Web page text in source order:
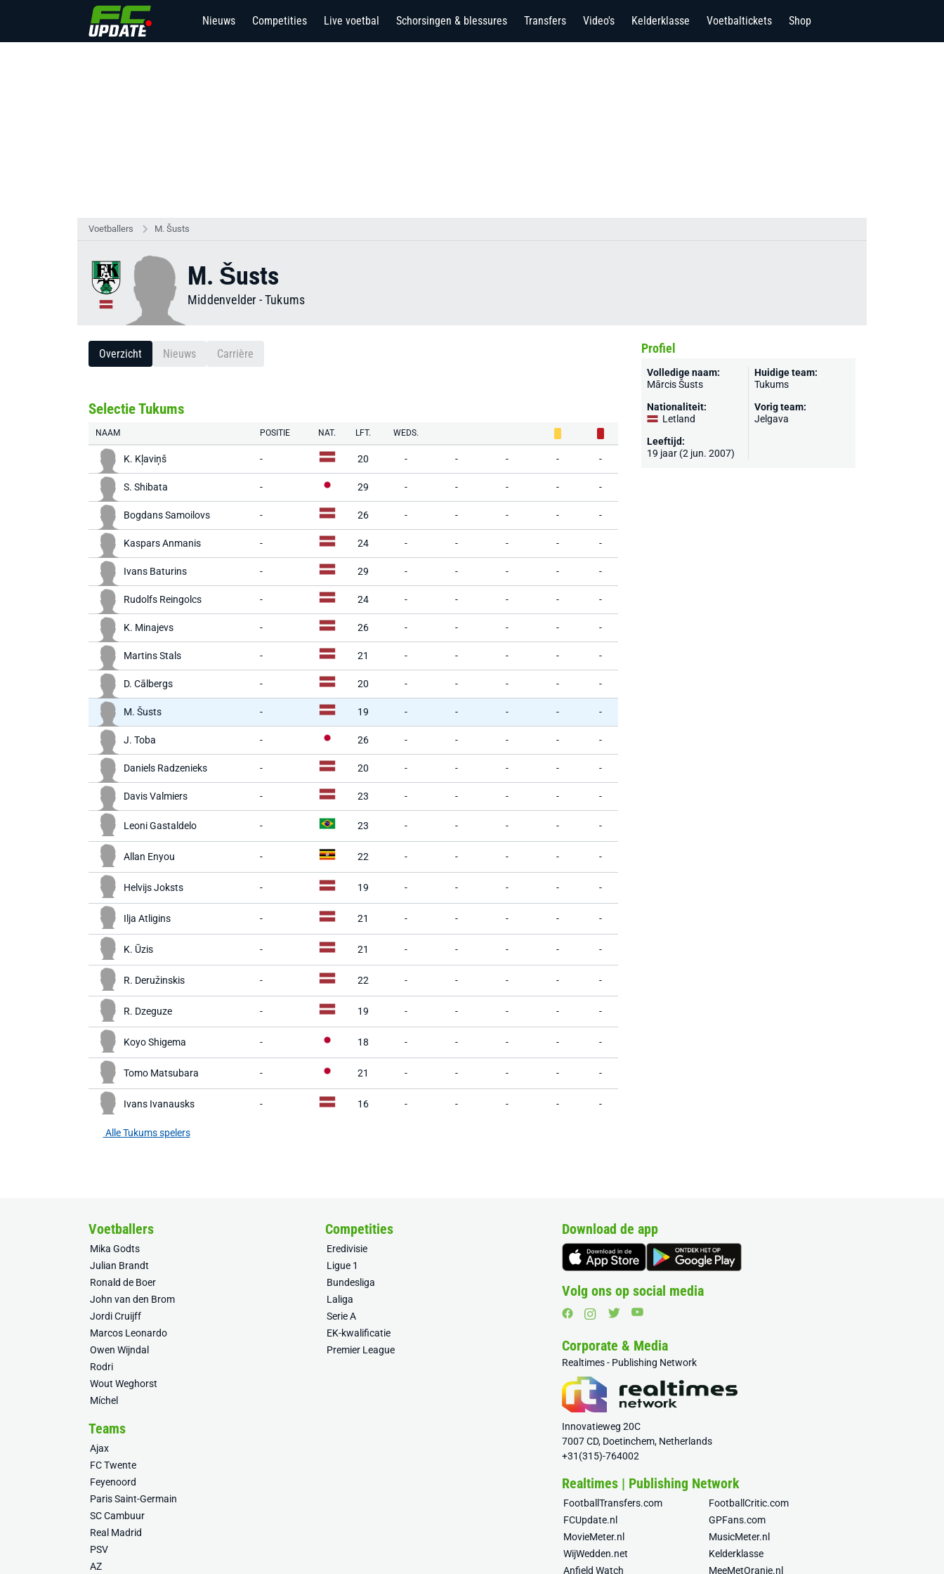
Nieuws Competities Live voetbal Schorsingen & blessures Transfers Video's Kelderklasse Voetbaltickets Shop
Voetballers M. Šusts
M. Šusts
Middenvelder -Tukums
Overzicht Nieuws Carrière
Selectie Tukums
NAAM POSITIE NAT. LFT. WEDS.
K. Kļaviņš - 20 - - - - -
S. Shibata - 29 - - - - -
Bogdans Samoilovs - 26 - - - - -
Kaspars Anmanis - 24 - - - - -
Ivans Baturins - 29 - - - - -
Rudolfs Reingolcs - 24 - - - - -
K. Minajevs - 26 - - - - -
Martins Stals - 21 - - - - -
D. Cālbergs - 20 - - - - -
M. Šusts - 19 - - - - -
J. Toba - 26 - - - - -
Daniels Radzenieks - 20 - - - - -
Davis Valmiers - 23 - - - - -
Leoni Gastaldelo - 23 - - - - -
Allan Enyou - 22 - - - - -
Helvijs Joksts - 19 - - - - -
Ilja Atligins - 21 - - - - -
K. Ūzis - 21 - - - - -
R. Deružinskis - 22 - - - - -
R. Dzeguze - 19 - - - - -
Koyo Shigema - 18 - - - - -
Tomo Matsubara - 21 - - - - -
Ivans Ivanausks - 16 - - - - -
Alle Tukums spelers
Profiel
Volledige naam:
Mārcis Šusts
Nationaliteit:
Letland
Leeftijd:
19 jaar (2 jun. 2007)
Huidige team:
Tukums
Vorig team:
Jelgava
Voetballers
Mika Godts
Julian Brandt
Ronald de Boer
John van den Brom
Jordi Cruijff
Marcos Leonardo
Owen Wijndal
Rodri
Wout Weghorst
Míchel
Competities
Eredivisie
Ligue 1
Bundesliga
Laliga
Serie A
EK-kwalificatie
Premier League
Teams
Ajax
FC Twente
Feyenoord
Paris Saint-Germain
SC Cambuur
Real Madrid
PSV
AZ
Download de app
Volg ons op social media
Corporate & Media
Realtimes - Publishing Network
Innovatieweg 20C
7007 CD, Doetinchem, Netherlands
+31(315)-764002
Realtimes | Publishing Network
FootballTransfers.com
FootballCritic.com
FCUpdate.nl
GPFans.com
MovieMeter.nl
MusicMeter.nl
WijWedden.net
Kelderklasse
Anfield Watch
MeeMetOranje.nl